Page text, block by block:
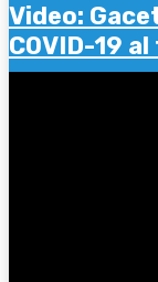
Video:
COVID-19